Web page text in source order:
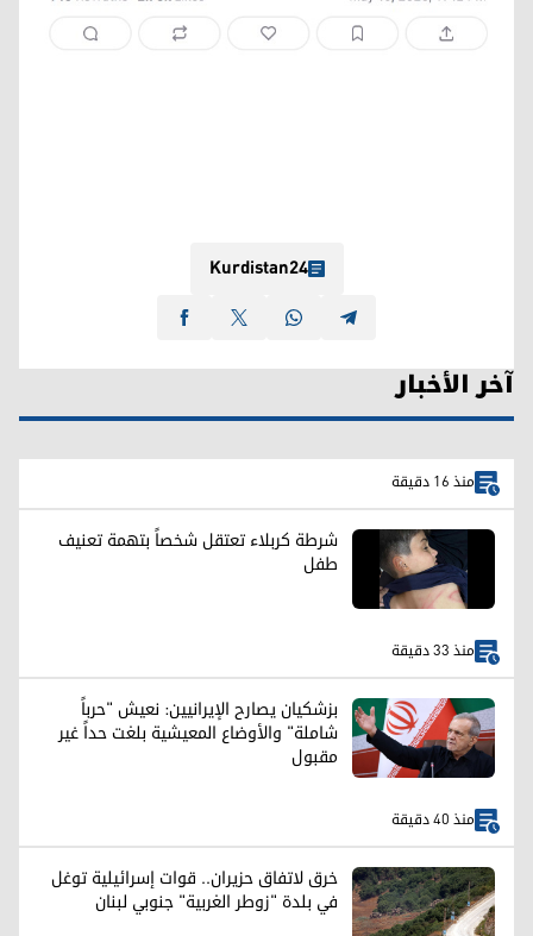
Kurdistan24
آخر الأخبار
منذ 16 دقيقة
شرطة كربلاء تعتقل شخصاً بتهمة تعنيف
طفل
منذ 33 دقيقة
بزشكيان يصارح الإيرانيين: نعيش "حرباً
شاملة" والأوضاع المعيشية بلغت حداً غير
مقبول
منذ 40 دقيقة
خرق لاتفاق حزيران.. قوات إسرائيلية توغل
في بلدة "زوطر الغربية" جنوبي لبنان